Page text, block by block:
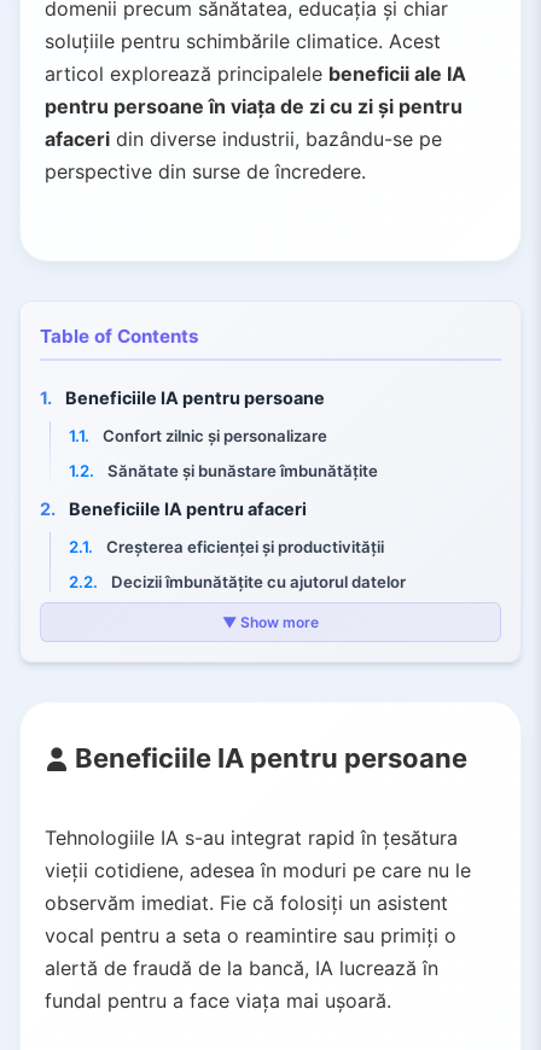
domenii precum sănătatea, educația și chiar
soluțiile pentru schimbările climatice. Acest
articol explorează principalele beneficii ale IA
pentru persoane în viața de zi cu zi și pentru
afaceri din diverse industrii, bazându-se pe
perspective din surse de încredere.
Table of Contents
1. Beneficiile IA pentru persoane
1.1.
Confort zilnic și personalizare
1.2.
Sănătate și bunăstare îmbunătățite
2. Beneficiile IA pentru afaceri
2.1.
Creșterea eficienței și productivității
2.2.
Decizii îmbunătățite cu ajutorul datelor
Experiență îmbunătățită a clienților și personalizare
▼ Show more
Beneficiile IA pentru persoane
Tehnologiile IA s-au integrat rapid în țesătura
vieții cotidiene, adesea în moduri pe care nu le
observăm imediat. Fie că folosiți un asistent
vocal pentru a seta o reamintire sau primiți o
alertă de fraudă de la bancă, IA lucrează în
fundal pentru a face viața mai ușoară.